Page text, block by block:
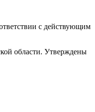
с действующим
области. Утверждены